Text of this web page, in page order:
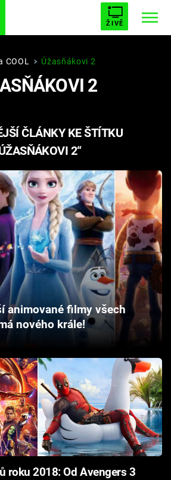
ŽIVĚ
BUFFY, PŘEMOŽITELKA UPÍRŮ
AVENGERS 5
COOL Úžasňákovi 2
2
ČLÁNKY KE ŠTÍTKU
2“
animované filmy všech
nového krále!
roku 2018: Od Avengers 3